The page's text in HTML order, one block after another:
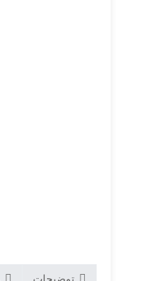
توضیحات